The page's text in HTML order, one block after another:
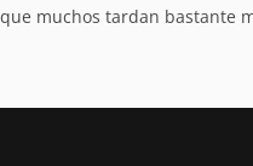
muchos tardan bastante